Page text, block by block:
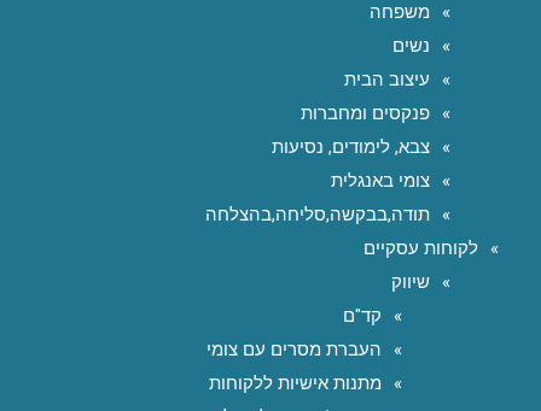
משפחה
נשים
עיצוב הבית
פנקסים ומחברות
צבא, לימודים, נסיעות
צומי באנגלית
תודה,בבקשה,סליחה,בהצלחה
לקוחות עסקיים
שיווק
קד"ם
העברת מסרים עם צומי
מתנות אישיות ללקוחות